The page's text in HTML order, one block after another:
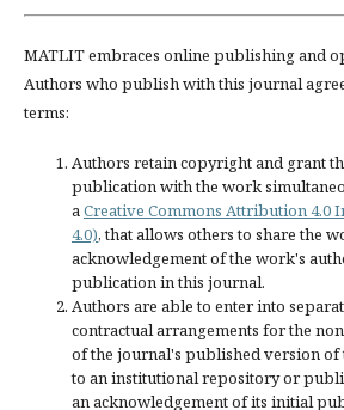
MATLIT embraces online publishing and
Authors who publish with this journal
terms:
Authors retain copyright and grant
publication with the work
aCreative Commons Attribution 4.0
4.0), that allows others to share the
acknowledgement of the work's
publication in this journal.
Authors are able to enter into
contractual arrangements for the
of the journal's published version of
to an institutional repository or
an acknowledgement of its initial